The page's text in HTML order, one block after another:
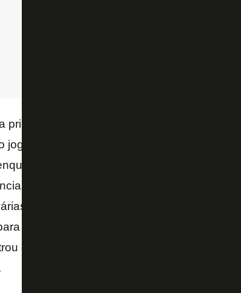
primeira parte e na segunda parte. A
jogo, e na segunda tivemos que nos
volante, o Nascimento como 10, o
do Saravia e do Daniel. O Patrick,
finalizações. A equipe estava toda
Goiânia foi a vontade de levar três
que cria na realidade. É bizarro que a